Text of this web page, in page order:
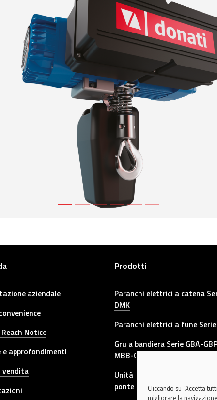
aziendale
Notice
e approfondimenti
vendita
Prodotti
Paranchi elettrici a catena
DMK
Paranchi elettrici a fune Serie
Gru a bandiera Serie GBA-
MBB-CBE-MBE-GBR-GBL-GRL
Unità di azionamento per
ponte DGT-DGPCliccando su “Accetta
migliorare la